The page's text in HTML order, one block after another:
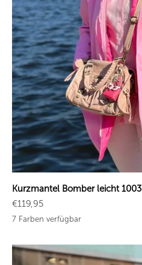
Kurzmantel Bomber leicht 1003
Angebot
€119,95
7 Farben verfügbar